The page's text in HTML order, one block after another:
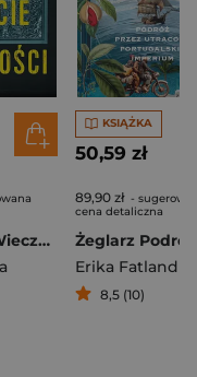
Witajcie w Wieczności
KSIĄŻKA
50,59 zł
89,90 zł -
cena detaliczna
Erika Fatland
8,5 (10)